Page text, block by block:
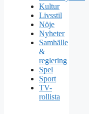
Kultur
Livsstil
Nöje
Nyheter
Samhälle
&
reglering
Spel
Sport
TV-
rollista